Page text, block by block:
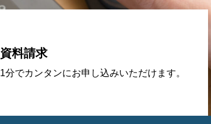
資料請求
1分でカンタンにお申し込みいただけます。